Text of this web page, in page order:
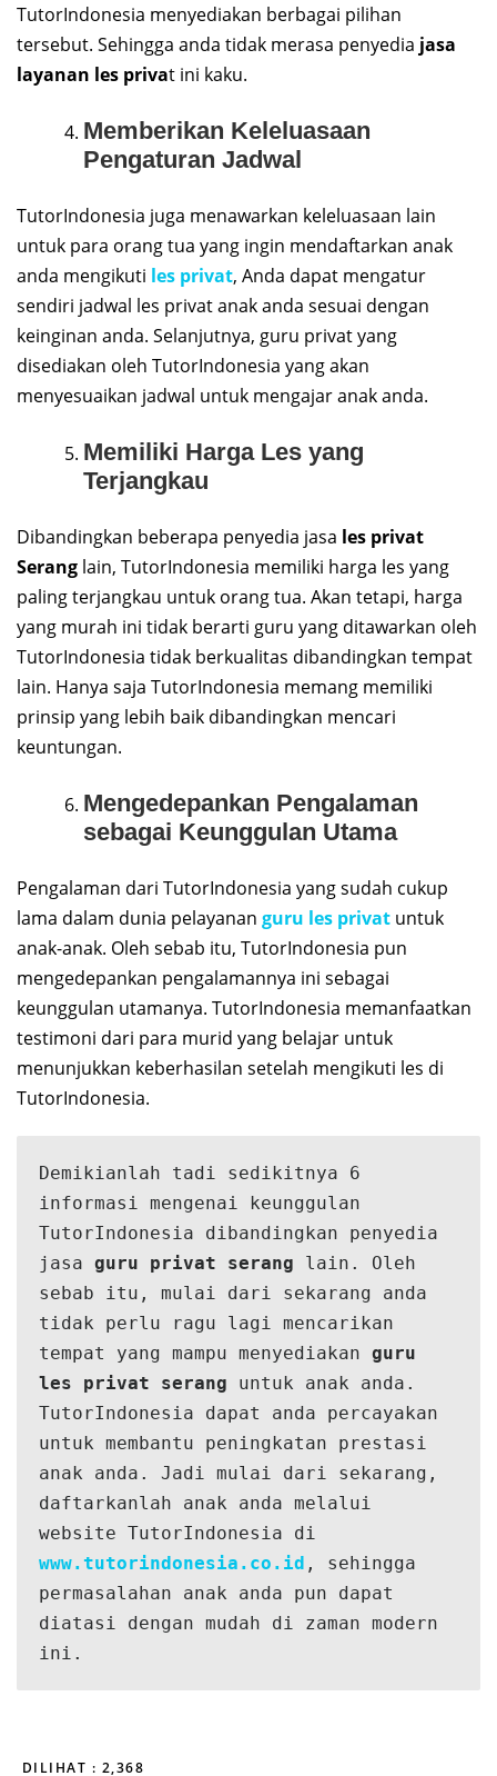
TutorIndonesia menyediakan berbagai pilihan
tersebut. Sehingga anda tidak merasa penyedia jasa
layanan les privat ini kaku.
Memberikan Keleluasaan
Pengaturan Jadwal
TutorIndonesia juga menawarkan keleluasaan lain
untuk para orang tua yang ingin mendaftarkan anak
anda mengikuti les privat, Anda dapat mengatur
sendiri jadwal les privat anak anda sesuai dengan
keinginan anda. Selanjutnya, guru privat yang
disediakan oleh TutorIndonesia yang akan
menyesuaikan jadwal untuk mengajar anak anda.
Memiliki Harga Les yang
Terjangkau
Dibandingkan beberapa penyedia jasa les privat
Serang lain, TutorIndonesia memiliki harga les yang
paling terjangkau untuk orang tua. Akan tetapi, harga
yang murah ini tidak berarti guru yang ditawarkan oleh
TutorIndonesia tidak berkualitas dibandingkan tempat
lain. Hanya saja TutorIndonesia memang memiliki
prinsip yang lebih baik dibandingkan mencari
keuntungan.
Mengedepankan Pengalaman
sebagai Keunggulan Utama
Pengalaman dari TutorIndonesia yang sudah cukup
lama dalam dunia pelayanan guru les privat untuk
anak-anak. Oleh sebab itu, TutorIndonesia pun
mengedepankan pengalamannya ini sebagai
keunggulan utamanya. TutorIndonesia memanfaatkan
testimoni dari para murid yang belajar untuk
menunjukkan keberhasilan setelah mengikuti les di
TutorIndonesia.
Demikianlah tadi sedikitnya 6
informasi mengenai keunggulan
TutorIndonesia dibandingkan penyedia
jasa guru privat serang lain. Oleh
sebab itu, mulai dari sekarang anda
tidak perlu ragu lagi mencarikan
tempat yang mampu menyediakan guru
les privat serang untuk anak anda.
TutorIndonesia dapat anda percayakan
untuk membantu peningkatan prestasi
anak anda. Jadi mulai dari sekarang,
daftarkanlah anak anda melalui
www.tutorindonesia.co.id , sehingga
permasalahan anak anda pun dapat
diatasi dengan mudah di zaman modern
ini.
DILIHAT : 2,368